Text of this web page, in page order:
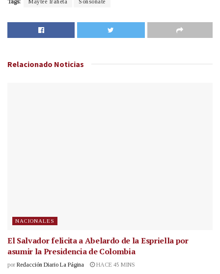
Tags: Mayteé Iraheta Sonsonate
Relacionado Noticias
NACIONALES
El Salvador felicita a Abelardo de la Espriella por
asumir la Presidencia de Colombia
por Redacción Diario La Página HACE 45 MINS